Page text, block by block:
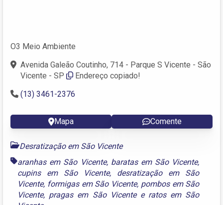
O3 Meio Ambiente
Avenida Galeão Coutinho, 714 - Parque S Vicente - São
Vicente - SP
Endereço copiado!
(13) 3461-2376
Mapa Comente
Desratização em São Vicente
aranhas em São Vicente, baratas em São Vicente,
cupins em São Vicente, desratização em São
Vicente, formigas em São Vicente, pombos em São
Vicente, pragas em São Vicentee ratos em São